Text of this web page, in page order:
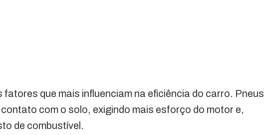
fatores que mais influenciam na eficiência do carro. Pneus
com o solo, exigindo mais esforço do motor e,
de combustível.